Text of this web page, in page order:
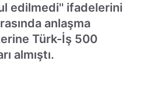
edilmedi'' ifadelerini
anlaşma
Türk-İş 500
almıştı.